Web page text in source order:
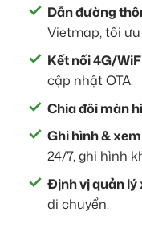
Dẫn đường
Vietmap, tối
Kết nối 4G/
cập nhật OTA.
Chia đôi màn
Ghi hình &
24/7, ghi hình
Định vị quản lý
di chuyển.